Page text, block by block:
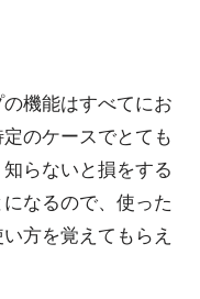
機能はすべてにお
のケースでとても
らないと損をする
なるので、使った
方を覚えてもらえ